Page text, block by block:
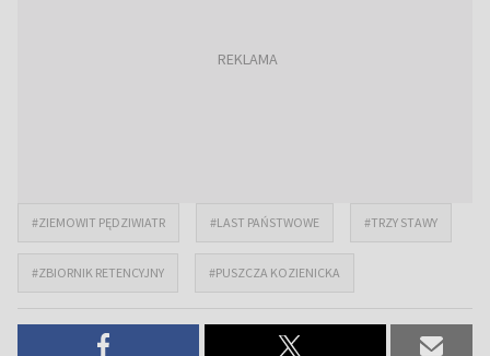
#ZIEMOWIT PĘDZIWIATR #LAST PAŃSTWOWE #TRZY STAWY
#ZBIORNIK RETENCYJNY #PUSZCZA KOZIENICKA